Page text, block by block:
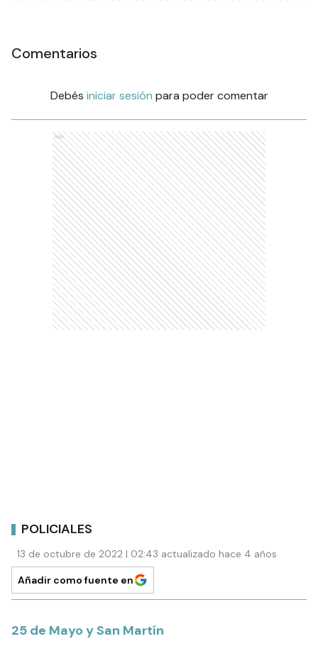
Comentarios
Debés iniciar sesión para poder comentar
Ads
POLICIALES
13 de octubre de 2022 | 02:43 actualizado hace 4 años
Añadir como fuente en
25 de Mayo y San Martín